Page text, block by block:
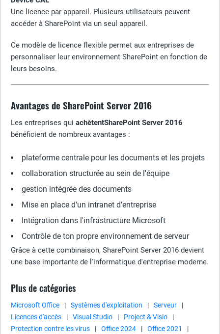
Une licence par appareil. Plusieurs utilisateurs peuvent
accéder à SharePoint via un seul appareil.
Ce modèle de licence flexible permet aux entreprises de
personnaliser leur environnement SharePoint en fonction de
leurs besoins.
Avantages de SharePoint Server 2016
Les entreprises qui achètentSharePoint Server 2016
bénéficient de nombreux avantages :
plateforme centrale pour les documents et les projets
collaboration structurée au sein de l'équipe
gestion intégrée des documents
Mise en place d'un intranet d'entreprise
Intégration dans l'infrastructure Microsoft
Contrôle de ton propre environnement de serveur
Grâce à cette combinaison, SharePoint Server 2016 devient
une base importante de l'informatique d'entreprise moderne.
Plus de catégories
Microsoft Office | Systèmes d'exploitation | Serveur
|
Licences d'accès
| Visual Studio | Project & Visio
|
Protection contre les virus
| Office 2024 | Office 2021
|